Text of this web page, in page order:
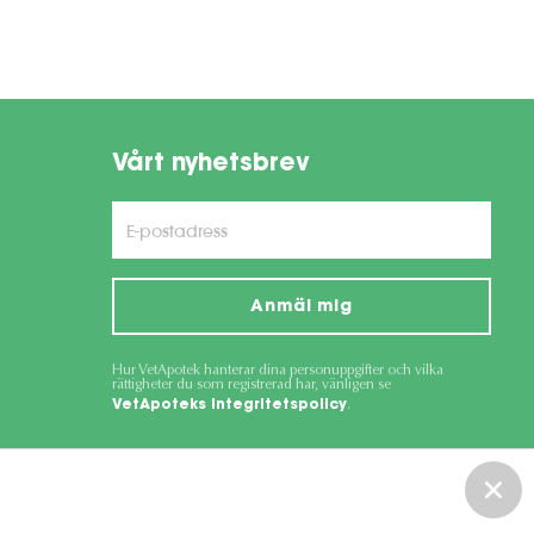
Vårt nyhetsbrev
Anmäl mig
Hur VetApotek hanterar dina personuppgifter och vilka
rättigheter du som registrerad har, vänligen se
VetApoteks integritetspolicy.